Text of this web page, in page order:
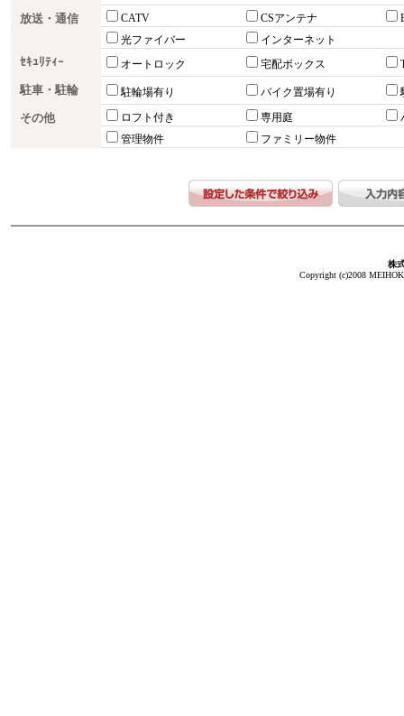
放送・通信 CATV CSアンテナ
光ファイバー
インターネット
ｾｷｭﾘﾃｨｰ オートロック 宅配ボックス
駐車・駐輪 駐輪場有り バイク置場有り
その他 ロフト付き 専用庭
管理物件
ファミリー物件
株
Copyright (c)2008